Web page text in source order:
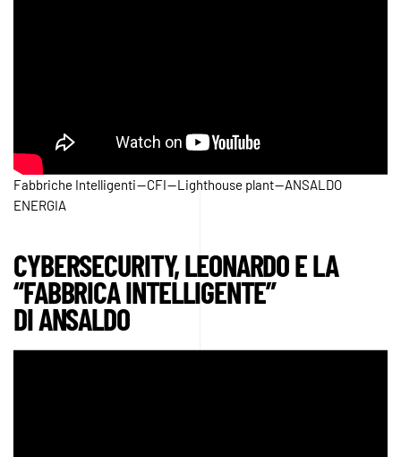
Fabbriche Intelligenti — CFI — Lighthouse plant — ANSALDO
ENERGIA
CYBERSECURITY, LEONARDO E LA
“FABBRICA INTELLIGENTE”
DI ANSALDO